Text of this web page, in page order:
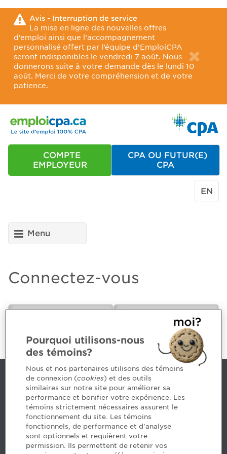
Avis - Interruption de service
La mise en ligne des nouvelles offres
d’emploi ainsi que l’accompagnement
personnalisé offert par l’équipe d’EmploiCPA
seront indisponibles le vendredi 7 août. Nous
donnerons suite à votre demande dès le lundi 10
août. Merci de votre compréhension et de votre
patience.
COMPTE
EMPLOYEUR
CPA OU FUTUR(E)
CPA
EN
Menu
Connectez-vous
CPA
Nous joindre
514 788-1376 1 800 363-4688 [3033]
emploiCPA@cpaquebec.ca
5, Place Ville Marie, bureau 800, Montréal
(Québec)H3B 2G2
Pourquoi utilisons-nous
des témoins?
Nous et nos partenaires utilisons des témoins
de connexion (cookies) et des outils
similaires sur notre site pour améliorer sa
performance et bonifier votre expérience. Les
témoins strictement nécessaires assurent le
fonctionnement du site. Les témoins
fonctionnels, de performance et d'analyse
sont optionnels et requièrent votre
permission. Ils permettent de retenir vos